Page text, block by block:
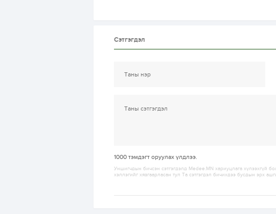
Сэтгэгдэл
1000 тэмдэгт оруулах үлдлээ.
Уншигчдын бичсэн сэтгэгдэлд Medee.MN хариуцлага хүлээхгүй
хэллэгийг хязгаарласан тул Та сэтгэгдэл бичихдээ бусдын эрх